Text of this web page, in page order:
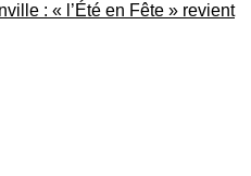
: « l’Été en Fête » revient